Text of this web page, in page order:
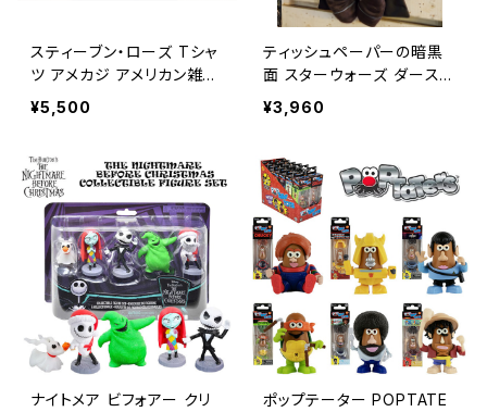
スティーブン・ローズ Tシャ
ツ アメカジ アメリカン雑貨
/ STEVEN RHODES T SH
IRT【K034】
¥5,500
ティッシュペーパーの暗黒
面 スターウォーズ ダースベ
イダー ティッシュカバー ぬ
いぐるみ アメリカン雑貨 /
DER TISSUE COVER PLU
SH【B311】
¥3,960
ナイトメア ビフォアー クリ
ポップテーター POPTATE